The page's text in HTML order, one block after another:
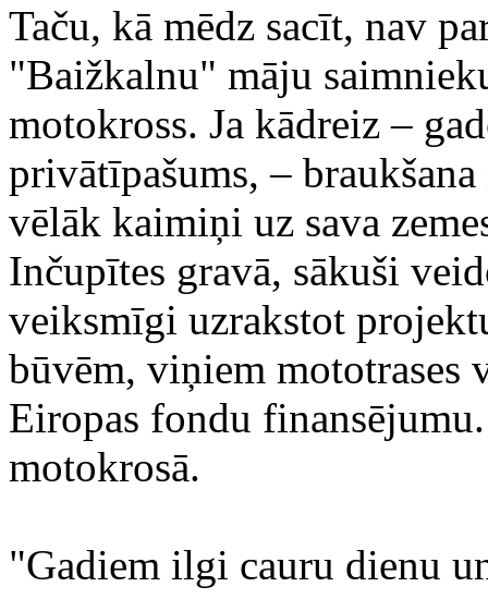
Taču, kā mēdz sacīt, nav
"Baižkalnu" māju
motokross. Ja kādreiz –
privātīpašums, –
vēlāk kaimiņi uz sava
Inčupītes gravā, sākuši
veiksmīgi uzrakstot
būvēm, viņiem mototrases
Eiropas fondu
motokrosā.
"Gadiem ilgi cauru dienu